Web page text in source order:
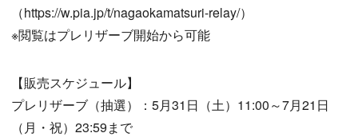
（https://w.pia.jp/t/nagaokamatsuri-relay/）
※閲覧はプレリザーブ開始から可能
【販売スケジュール】
プレリザーブ（抽選）：5月31日（土）11:00～7月21日
（月・祝）23:59まで